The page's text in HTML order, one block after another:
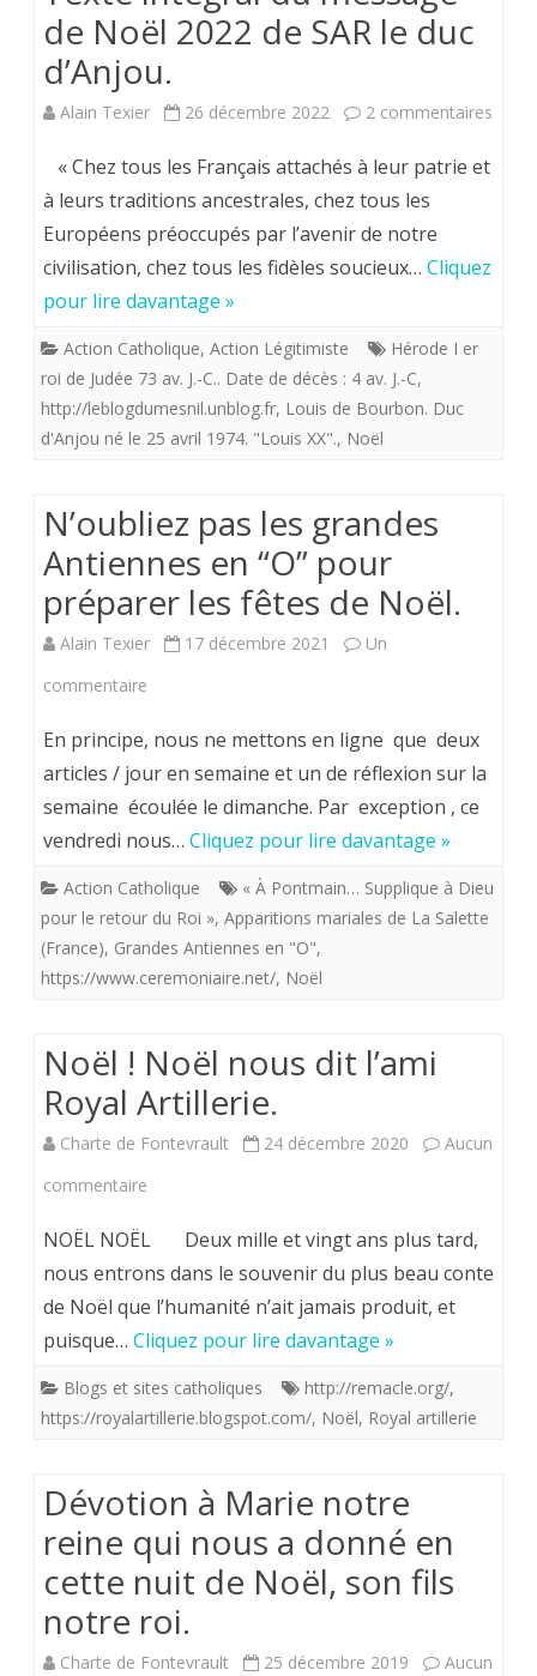
de Noël 2022 de SAR le duc
d’Anjou.
Alain Texier 26 décembre 2022 2 commentaires
« Chez tous les Français attachés à leur patrie et
à leurs traditions ancestrales, chez tous les
Européens préoccupés par l’avenir de notre
civilisation, chez tous les fidèles soucieux… Cliquez
pour lire davantage »
Action Catholique, Action Légitimiste
Hérode I er
roi de Judée 73 av. J.-C.. Date de décès : 4 av. J.-C,
http://leblogdumesnil.unblog.fr, Louis de Bourbon. Duc
d'Anjou né le 25 avril 1974. "Louis XX"., Noël
N’oubliez pas les grandes
Antiennes en “O” pour
préparer les fêtes de Noël.
Alain Texier 17 décembre 2021
Un
commentaire
pas
les
grandes
Antiennes
en
“O”
préparer
les
fêtes
Noël.
En principe, nous ne mettons en ligne que deux
articles / jour en semaine et un de réflexion sur la
semaine écoulée le dimanche. Par exception , ce
vendredi nous… Cliquez pour lire davantage »
Action Catholique
« À Pontmain… Supplique à Dieu
pour le retour du Roi », Apparitions mariales de La Salette
(France), Grandes Antiennes en "O",
https://www.ceremoniaire.net/, Noël
Noël ! Noël nous dit l’ami
Royal Artillerie.
Charte de Fontevrault 24 décembre 2020
Aucun
commentaire
!
Noël
nous
dit
Artillerie.
NOËL NOËL Deux mille et vingt ans plus tard,
nous entrons dans le souvenir du plus beau conte
de Noël que l’humanité n’ait jamais produit, et
puisque… Cliquez pour lire davantage »
Blogs et sites catholiques http://remacle.org/,
https://royalartillerie.blogspot.com/, Noël, Royal artillerie
Dévotion à Marie notre
reine qui nous a donné en
cette nuit de Noël, son fils
notre roi.
Charte de Fontevrault 25 décembre 2019
Aucun